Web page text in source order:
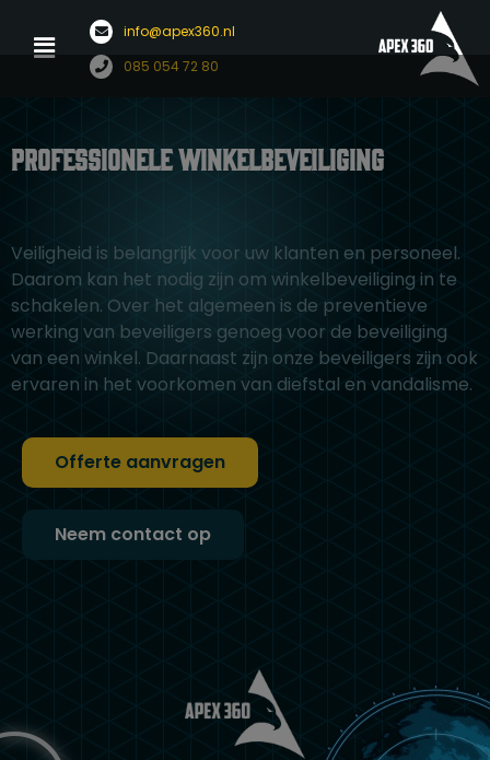
inhoud
info@apex360.nl
085 054 72 80
Menu
Professionele Winkelbeveiliging
Veiligheid is belangrijk voor uw klanten en personeel.
Daarom kan het nodig zijn om winkelbeveiliging in te
schakelen. Over het algemeen is de preventieve
werking van beveiligers genoeg voor de beveiliging
van een winkel. Daarnaast zijn onze beveiligers zijn ook
ervaren in het voorkomen van diefstal en vandalisme.
Offerte aanvragen
Neem contact op